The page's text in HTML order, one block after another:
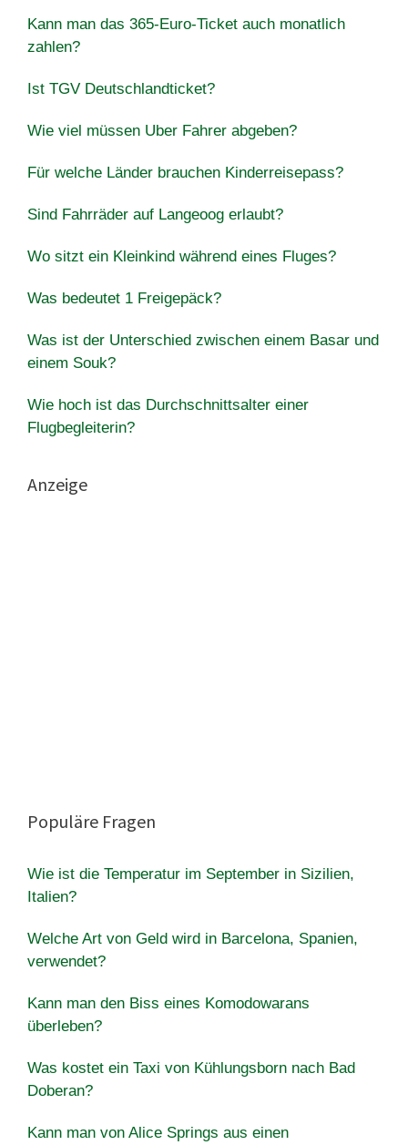
Kann man das 365-Euro-Ticket auch monatlich
zahlen?
Ist TGV Deutschlandticket?
Wie viel müssen Uber Fahrer abgeben?
Für welche Länder brauchen Kinderreisepass?
Sind Fahrräder auf Langeoog erlaubt?
Wo sitzt ein Kleinkind während eines Fluges?
Was bedeutet 1 Freigepäck?
Was ist der Unterschied zwischen einem Basar und
einem Souk?
Wie hoch ist das Durchschnittsalter einer
Flugbegleiterin?
Anzeige
Populäre Fragen
Wie ist die Temperatur im September in Sizilien,
Italien?
Welche Art von Geld wird in Barcelona, ​​Spanien,
verwendet?
Kann man den Biss eines Komodowarans
überleben?
Was kostet ein Taxi von Kühlungsborn nach Bad
Doberan?
Kann man von Alice Springs aus einen